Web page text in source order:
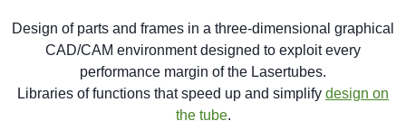
Design of parts and frames in a three-dimensional graphical
CAD/CAM environment designed to exploit every
performance margin of the Lasertubes.
Libraries of functions that speed up and simplify design on
the tube.